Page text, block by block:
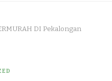
DI Pekalongan